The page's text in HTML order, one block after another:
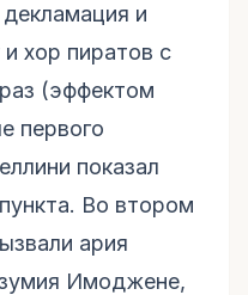
и
хор пиратов с
(эффектом
первого
показал
Во втором
ария
Имоджене,